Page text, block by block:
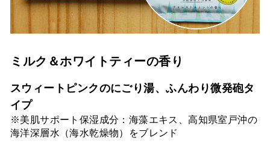
ミルク＆ホワイトティーの香り
スウィートピンクのにごり湯、ふんわり微発砲タ
イプ
※美肌サポート保湿成分：海藻エキス、高知県室戸沖の
海洋深層水（海水乾燥物）をブレンド